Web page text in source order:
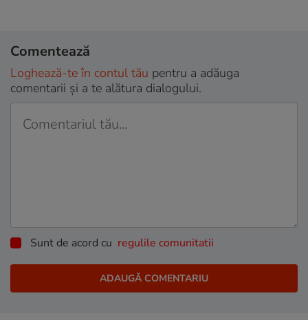
Comentează
Loghează-te în contul tău pentru a adăuga
comentarii și a te alătura dialogului.
Sunt de acord cu regulile comunitatii